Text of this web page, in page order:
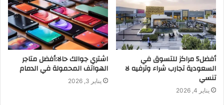
أفضل5 مراكز للتسوق في
السعودية تجارب شراء وترفيه لا
تنسي
يناير 4, 2026
اشتري جوالك حالا:أفضل متاجر
الهواتف المحمولة في الدمام
يناير 3, 2026